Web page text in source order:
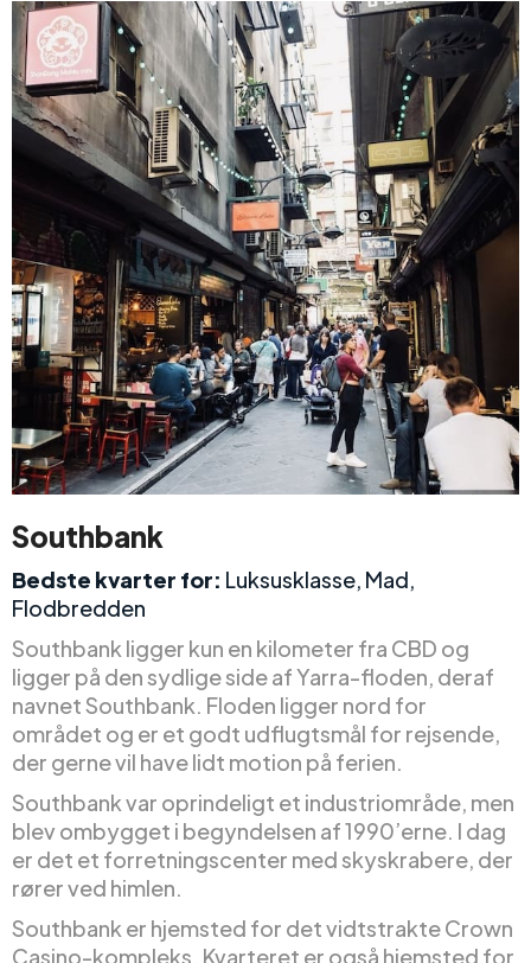
Southbank
Bedste kvarter for: Luksusklasse, Mad,
Flodbredden
Southbank ligger kun en kilometer fra CBD og
ligger på den sydlige side af Yarra-floden, deraf
navnet Southbank. Floden ligger nord for
området og er et godt udflugtsmål for rejsende,
der gerne vil have lidt motion på ferien.
Southbank var oprindeligt et industriområde, men
blev ombygget i begyndelsen af 1990’erne. I dag
er det et forretningscenter med skyskrabere, der
rører ved himlen.
Southbank er hjemsted for det vidtstrakte Crown
Casino-kompleks. Kvarteret er også hjemsted for